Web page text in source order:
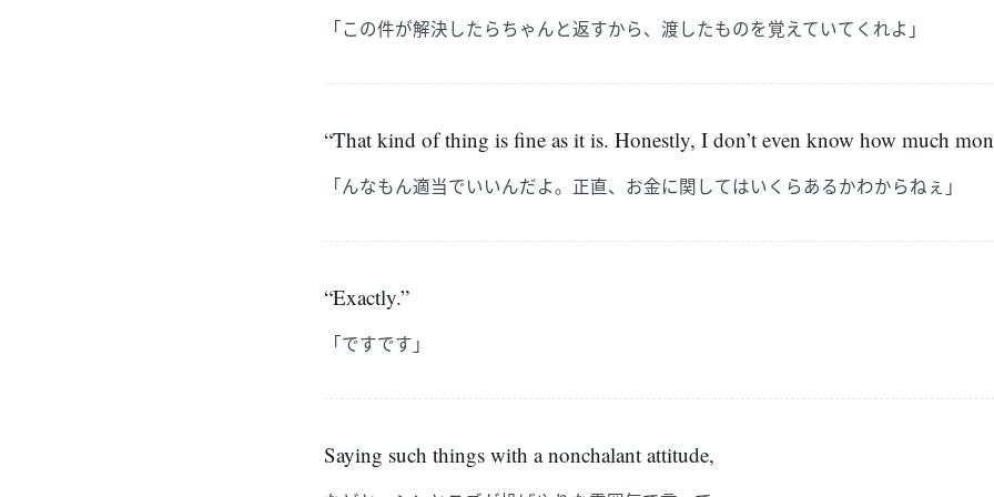
「この件が解決したらちゃんと返すから、渡したものを覚えていてくれよ」
“That kind of thing is fine as it is. Honestly, I don’t even know how much
「んなもん適当でいいんだよ。正直、お金に関してはいくらあるかわからねぇ」
“Exactly.”
「ですです」
Saying such things with a nonchalant attitude,